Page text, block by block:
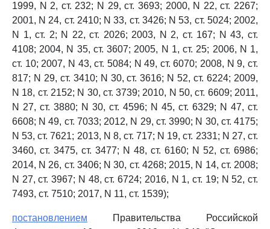
1999, N 2, ст. 232; N 29, ст. 3693; 2000, N 22, ст. 2267;
2001, N 24, ст. 2410; N 33, ст. 3426; N 53, ст. 5024; 2002,
N 1, ст. 2; N 22, ст. 2026; 2003, N 2, ст. 167; N 43, ст.
4108; 2004, N 35, ст. 3607; 2005, N 1, ст. 25; 2006, N 1,
ст. 10; 2007, N 43, ст. 5084; N 49, ст. 6070; 2008, N 9, ст.
817; N 29, ст. 3410; N 30, ст. 3616; N 52, ст. 6224; 2009,
N 18, ст. 2152; N 30, ст. 3739; 2010, N 50, ст. 6609; 2011,
N 27, ст. 3880; N 30, ст. 4596; N 45, ст. 6329; N 47, ст.
6608; N 49, ст. 7033; 2012, N 29, ст. 3990; N 30, ст. 4175;
N 53, ст. 7621; 2013, N 8, ст. 717; N 19, ст. 2331; N 27, ст.
3460, ст. 3475, ст. 3477; N 48, ст. 6160; N 52, ст. 6986;
2014, N 26, ст. 3406; N 30, ст. 4268; 2015, N 14, ст. 2008;
N 27, ст. 3967; N 48, ст. 6724; 2016, N 1, ст. 19; N 52, ст.
7493, ст. 7510; 2017, N 11, ст. 1539);
постановлением Правительства Российской